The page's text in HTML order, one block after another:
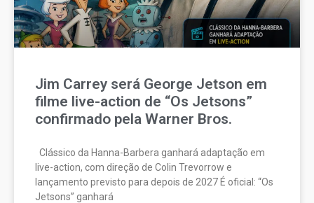
Jim Carrey será George Jetson em
filme live-action de “Os Jetsons”
confirmado pela Warner Bros.
Clássico da Hanna-Barbera ganhará adaptação em
live-action, com direção de Colin Trevorrow e
lançamento previsto para depois de 2027 É oficial: “Os
Jetsons” ganhará